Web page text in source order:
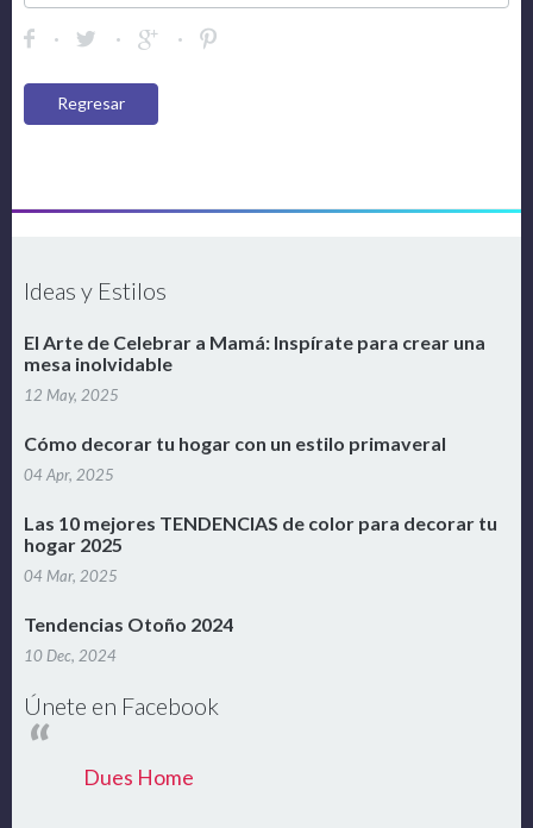
Regresar
Ideas y Estilos
El Arte de Celebrar a Mamá: Inspírate para crear una
mesa inolvidable
12 May, 2025
Cómo decorar tu hogar con un estilo primaveral
04 Apr, 2025
Las 10 mejores TENDENCIAS de color para decorar tu
hogar 2025
04 Mar, 2025
Tendencias Otoño 2024
10 Dec, 2024
Únete en Facebook
Dues Home